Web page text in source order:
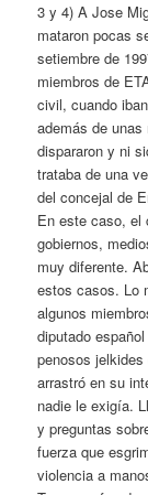
3 y 4) A Jose
mataron pocas
setiembre de
miembros de
civil, cuando
además de
dispararon y ni
trataba de una
del concejal de
En este caso, el
gobiernos,
muy diferente.
estos casos. Lo
algunos
diputado
penosos
arrastró en su
nadie le exigía.
y preguntas
fuerza que
violencia a